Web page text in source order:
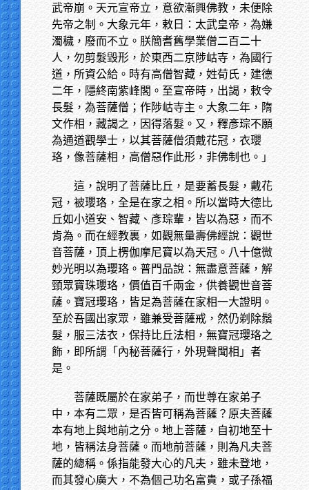
武帝崩。天元宣帝立，意欲漸興佛教，未便除
先帝之制。大象元年，敕日：太武皇帝，為嫌
濁穢，廢而不立。朕簡耆舊學業僧二百二十
人，勿剪髮毀形，於東西二京陟岵寺，為國行
道，所資公給。時有高僧智藏，姓荀氏，建德
二年，隱終南紫峰閣。至宣帝時，出謁，敕令
長髮，為菩薩僧；作陟岵寺主。大象二年，隋
文作相，藏謁之，因得落髮。又，釋彥琮不願
為通道觀學士，以其菩薩僧須戴花冠，衣瓔
珞，像菩薩相，高僧惡作此形，非佛制也。」
這，說明了菩薩比丘，是要蓄長髮，戴花
冠，被瓔珞，全是在家之相。所以當時大德比
丘如小道安、智藏、彥琮輩，皆以為惡，而不
肯為。而在經教裏，如觀無量壽佛經說：觀世
音菩薩，頂上楞伽摩尼寶以為天冠。八十億微
妙光明以為瓔珞。普門品說：無盡意菩薩，解
頸眾寶珠瓔珞，價值百千兩金，供養觀世音菩
薩。寶冠瓔珞，皆足為菩薩在家相一大證明。
至於吾國出家眾，雖兼受菩薩戒，然仍剃除鬚
髮，服三法衣，保持比丘法相，無寶冠瓔珞之
飾，即所謂「內秘菩薩行，外現聲聞相」者
是。
菩薩既屬於在家弟子，而世尊在家弟子
中，本有二眾，是否皆可稱為菩薩？原夫菩薩
本有地上與地前之分。地上菩薩，自初地至十
地，皆稱法身菩薩。而地前菩薩，則為凡夫菩
薩的總稱。係指能發大心的凡夫，雖未登地，
而其發心廣大，不為個己功名富貴，或子孫福